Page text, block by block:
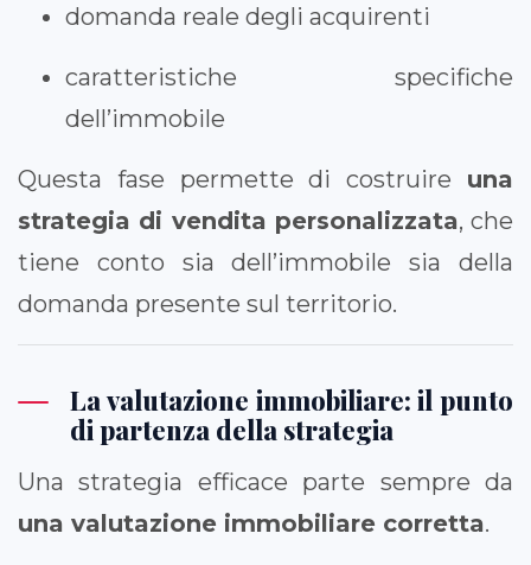
domanda reale degli acquirenti
caratteristiche specifiche
dell’immobile
Questa fase permette di costruire una
strategia di vendita personalizzata, che
tiene conto sia dell’immobile sia della
domanda presente sul territorio.
La valutazione immobiliare: il punto
di partenza della strategia
Una strategia efficace parte sempre da
una valutazione immobiliare corretta.